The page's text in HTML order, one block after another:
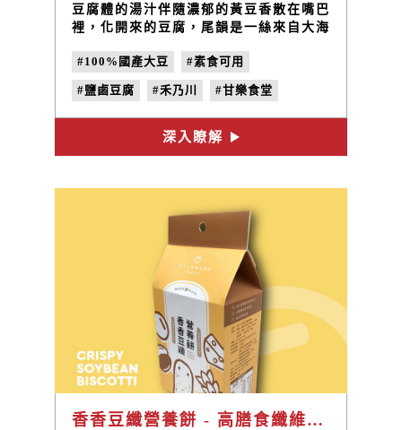
豆腐體的湯汁伴隨濃郁的黃豆香散在嘴巴
裡，化開來的豆腐，尾韻是一絲來自大海
#100%國產大豆
#素食可用
#鹽鹵豆腐 #禾乃川 #甘樂食堂
#合習聚落 #體驗遊程 #文創設計
#天然鹽滷
深入瞭解
香香豆纖營養餅 - 高膳食纖維植物性蛋白質